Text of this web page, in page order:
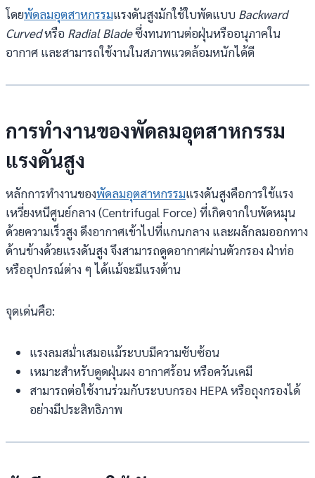
โดยพัดลมอุตสาหกรรมแรงดันสูงมักใช้ใบพัดแบบ Backward
Curvedหรือ Radial Bladeซึ่งทนทานต่อฝุ่นหรืออนุภาคใน
อากาศ และสามารถใช้งานในสภาพแวดล้อมหนักได้ดี
การทำงานของพัดลมอุตสาหกรรม
แรงดันสูง
หลักการทำงานของพัดลมอุตสาหกรรมแรงดันสูงคือการใช้แรง
เหวี่ยงหนีศูนย์กลาง (Centrifugal Force) ที่เกิดจากใบพัดหมุน
ด้วยความเร็วสูง ดึงอากาศเข้าไปที่แกนกลาง และผลักลมออกทาง
ด้านข้างด้วยแรงดันสูง จึงสามารถดูดอากาศผ่านตัวกรอง ฝ่าท่อ
หรืออุปกรณ์ต่าง ๆ ได้แม้จะมีแรงต้าน
จุดเด่นคือ:
แรงลมสม่ำเสมอแม้ระบบมีความซับซ้อน
เหมาะสำหรับดูดฝุ่นผง อากาศร้อน หรือควันเคมี
สามารถต่อใช้งานร่วมกับระบบกรอง HEPA หรือถุงกรองได้
อย่างมีประสิทธิภาพ